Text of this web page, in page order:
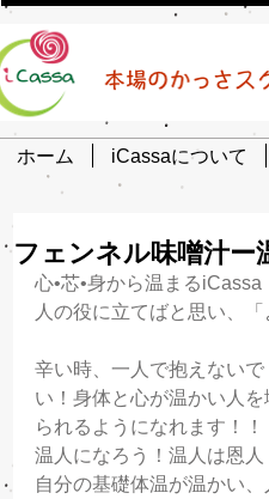
ホーム iCassaについて
フェンネル味噌汁ー
心•芯•身から温まる
人の役に立てばと思い、
辛い時、一人で抱えない
い！身体と心が温かい人
られるようになれます！！
温人になろう！温人は恩
自分の基礎体温が温かい